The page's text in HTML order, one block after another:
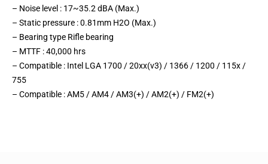
– Noise level : 17~35.2 dBA (Max.)
– Static pressure : 0.81mm H2O (Max.)
– Bearing type Rifle bearing
– MTTF : 40,000 hrs
– Compatible : Intel LGA 1700 / 20xx(v3) / 1366 / 1200 / 115x /
755
– Compatible : AM5 / AM4 / AM3(+) / AM2(+) / FM2(+)